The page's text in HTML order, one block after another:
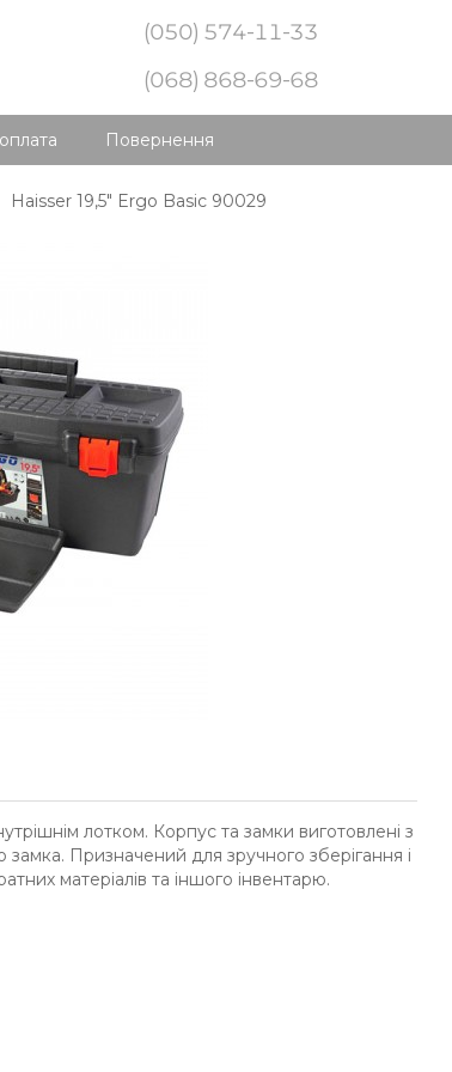
(050) 574-11-33
(068) 868-69-68
Повернення
Haisser 19,5" Ergo Basic 90029
лотком. Корпус та замки виготовлені з
замка. Призначений для зручного зберігання і
матеріалів та іншого інвентарю.